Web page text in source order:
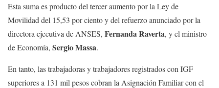
Esta suma es producto del tercer aumento por la Ley de
Movilidad del 15,53 por ciento y del refuerzo anunciado por la
directora ejecutiva de ANSES, Fernanda Raverta, y el ministro
de Economía, Sergio Massa.
En tanto, las trabajadoras y trabajadores registrados con IGF
superiores a 131 mil pesos cobran la Asignación Familiar con el